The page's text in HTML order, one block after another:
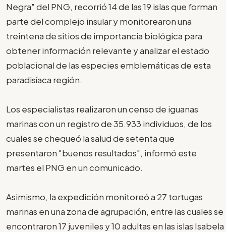
Negra" del PNG, recorrió 14 de las 19 islas que forman
parte del complejo insular y monitorearon una
treintena de sitios de importancia biológica para
obtener información relevante y analizar el estado
poblacional de las especies emblemáticas de esta
paradisíaca región.
Los especialistas realizaron un censo de iguanas
marinas con un registro de 35.933 individuos, de los
cuales se chequeó la salud de setenta que
presentaron "buenos resultados", informó este
martes el PNG en un comunicado.
Asimismo, la expedición monitoreó a 27 tortugas
marinas en una zona de agrupación, entre las cuales se
encontraron 17 juveniles y 10 adultas en las islas Isabela